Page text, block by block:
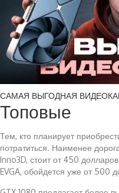
САМАЯ ВЫГОДНАЯ
Топовые
Тем, кто планирует
потратиться. Наименее
Inno3D, стоит от 450
EVGA, обойдется уже от 500